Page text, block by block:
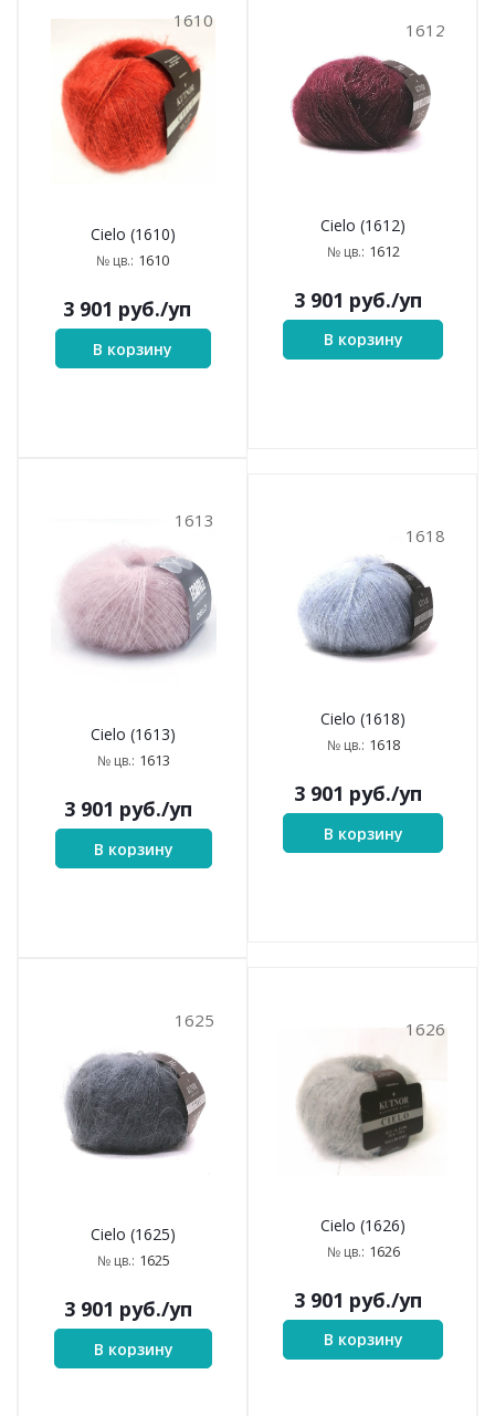
1610
Cielo (1610)
№ цв.: 1610
3 901 руб./уп
В корзину
1612
Cielo (1612)
№ цв.: 1612
3 901 руб./уп
В корзину
1613
Cielo (1613)
№ цв.: 1613
3 901 руб./уп
В корзину
1618
Cielo (1618)
№ цв.: 1618
3 901 руб./уп
В корзину
1625
Cielo (1625)
№ цв.: 1625
3 901 руб./уп
В корзину
1626
Cielo (1626)
№ цв.: 1626
3 901 руб./уп
В корзину